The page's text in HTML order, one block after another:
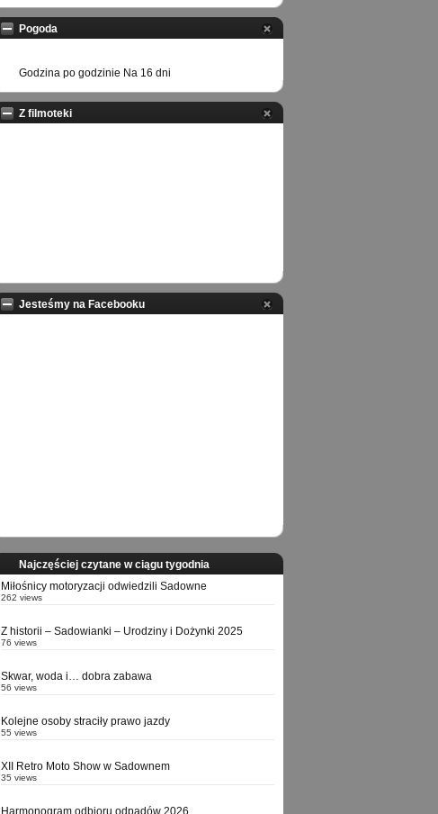
Pogoda
Godzina po godzinie Na 16 dni
Z filmoteki
Jesteśmy na Facebooku
Najczęściej czytane w ciągu tygodnia
Miłośnicy motoryzacji odwiedzili Sadowne
262 views
Z historii – Sadowianki – Urodziny i Dożynki 2025
76 views
Skwar, woda i… dobra zabawa
56 views
Kolejne osoby straciły prawo jazdy
55 views
XII Retro Moto Show w Sadownem
35 views
Harmonogram odbioru odpadów 2026